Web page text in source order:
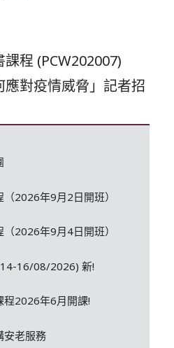
程 (PCW202007)
應對疫情威脅」記者招
2026年9月2日開班）
2026年9月4日開班）
16/08/2026) 新!
程2026年6月開課!
安老服務